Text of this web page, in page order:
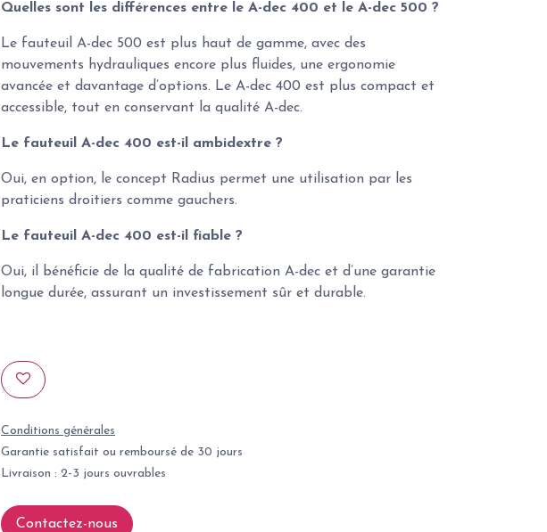
Quelles sont les différences entre le A-dec 400 et le A-dec 500 ?
Le fauteuil A-dec 500 est plus haut de gamme, avec des
mouvements hydrauliques encore plus fluides, une ergonomie
avancée et davantage d’options. Le A-dec 400 est plus compact et
accessible, tout en conservant la qualité A-dec.
Le fauteuil A-dec 400 est-il ambidextre ?
Oui, en option, le concept Radius permet une utilisation par les
praticiens droitiers comme gauchers.
Le fauteuil A-dec 400 est-il fiable ?
Oui, il bénéficie de la qualité de fabrication A-dec et d’une garantie
longue durée, assurant un investissement sûr et durable.
Conditions générales
Garantie satisfait ou remboursé de 30 jours
Livraison : 2-3 jours ouvrables
Contactez-nous